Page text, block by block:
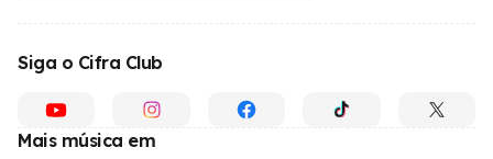
Siga o Cifra Club
Mais música em